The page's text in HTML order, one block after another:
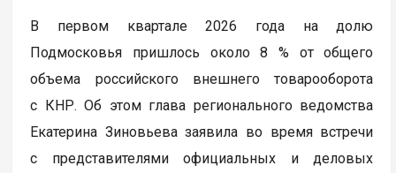
В первом квартале 2026 года на долю
Подмосковья пришлось около 8 % от общего
объема российского внешнего товарооборота
с КНР. Об этом глава регионального ведомства
Екатерина Зиновьева заявила во время встречи
с представителями официальных и деловых